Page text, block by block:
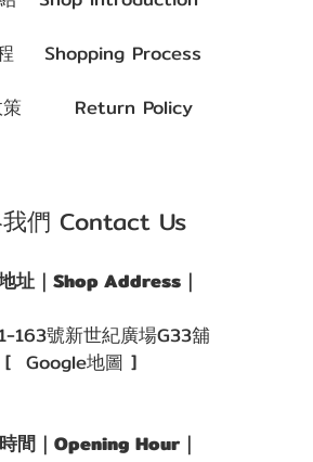
Shopping Process
策 Return Policy
們 Contact Us
址｜Shop Address｜
163號新世紀廣場G33舖
[ Google地圖 ]
時間｜Opening Hour｜